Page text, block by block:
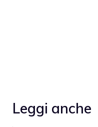
Leggi anche